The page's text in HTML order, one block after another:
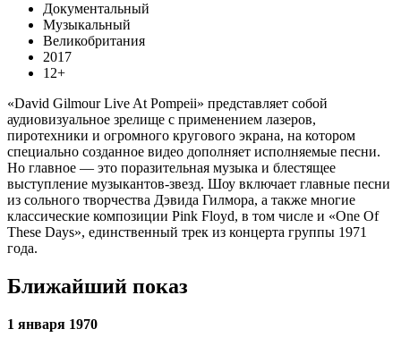
Документальный
Музыкальный
Великобритания
2017
12+
«David Gilmour Live At Pompeii» представляет собой
аудиовизуальное зрелище с применением лазеров,
пиротехники и огромного кругового экрана, на котором
специально созданное видео дополняет исполняемые песни.
Но главное — это поразительная музыка и блестящее
выступление музыкантов-звезд. Шоу включает главные песни
из сольного творчества Дэвида Гилмора, а также многие
классические композиции Pink Floyd, в том числе и «One Of
These Days», единственный трек из концерта группы 1971
года.
Ближайший показ
1 января 1970